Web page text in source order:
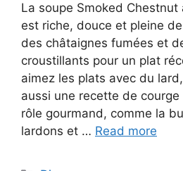
La soupe Smoked Chestnut
est riche, douce et pleine
des châtaignes fumées et
croustillants pour un plat
aimez les plats avec du
aussi une recette de
rôle gourmand, comme la
lardons et … Read more